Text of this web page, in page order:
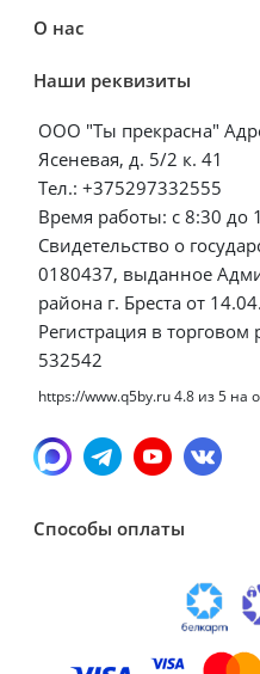
О нас
Наши реквизиты
ООО "Ты прекрасна"
Ясеневая, д. 5/2 к. 41
Тел.: +375297332555
Время работы: с 8:30 до
Свидетельство о
0180437, выданное
района г. Бреста от
Регистрация в
532542
https://www.q5by.ru4.8 из5 на
Способы оплаты